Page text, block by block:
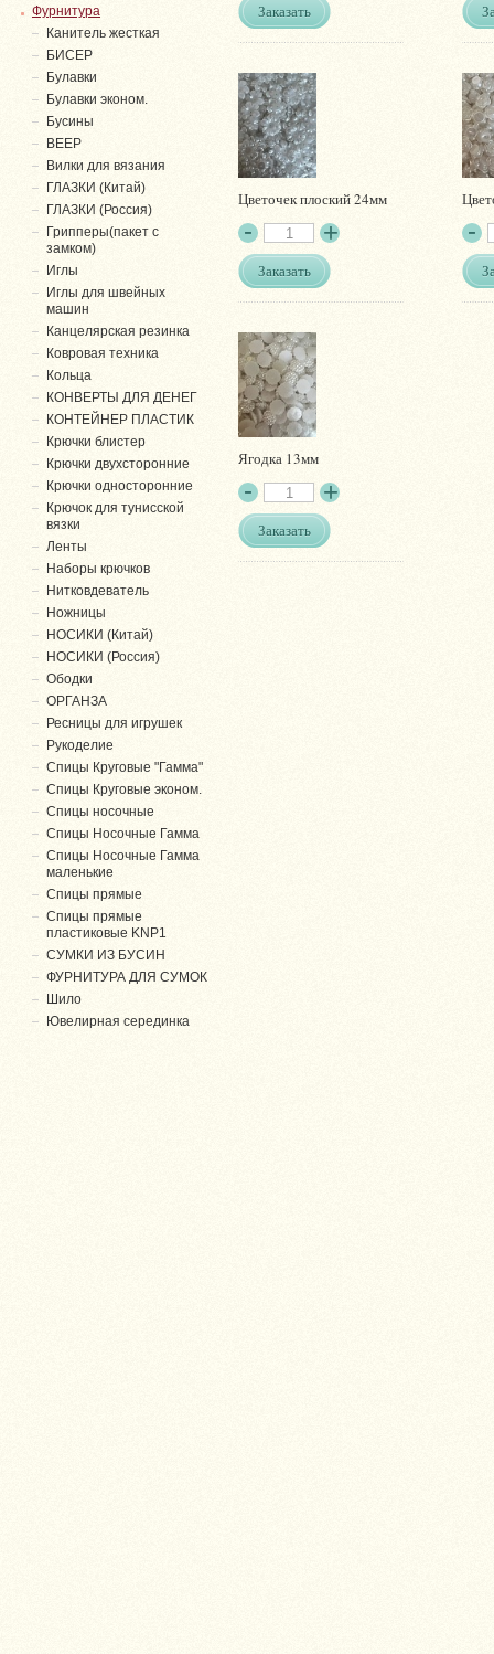
Заказать
Цветочек плоский 24мм
Заказать
Ягодка 13мм
Заказать
Фурнитура
Канитель жесткая
БИСЕР
Булавки
Булавки эконом.
Бусины
ВЕЕР
Вилки для вязания
ГЛАЗКИ (Китай)
ГЛАЗКИ (Россия)
Грипперы(пакет с
замком)
Иглы
Иглы для швейных
машин
Канцелярская резинка
Ковровая техника
Кольца
КОНВЕРТЫ ДЛЯ ДЕНЕГ
КОНТЕЙНЕР ПЛАСТИК
Крючки блистер
Крючки двухсторонние
Крючки односторонние
Крючок для тунисской
вязки
Ленты
Наборы крючков
Нитковдеватель
Ножницы
НОСИКИ (Китай)
НОСИКИ (Россия)
Ободки
ОРГАНЗА
Ресницы для игрушек
Рукоделие
Спицы Круговые "Гамма"
Спицы Круговые эконом.
Спицы носочные
Спицы Носочные Гамма
Спицы Носочные Гамма
маленькие
Спицы прямые
Спицы прямые
пластиковые KNP1
СУМКИ ИЗ БУСИН
ФУРНИТУРА ДЛЯ СУМОК
Шило
Ювелирная серединка